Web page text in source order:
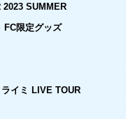
2023 SUMMER
FC限定グッズ
イミ LIVE TOUR